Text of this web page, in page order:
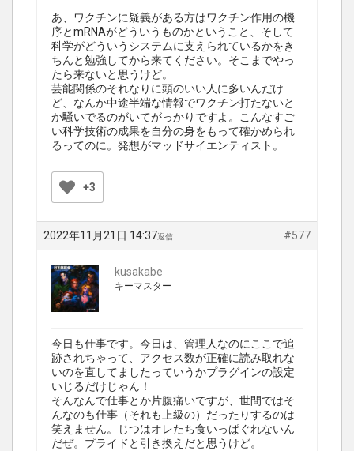
あ、ワクチンに疑義がある方はワクチン作用の機
序とmRNAがどういうものかということ、そして
科学がどういうシステムに支えられているかをき
ちんと勉強してから来てください。そこまでやっ
たら来ないと思うけど。
芸能関係のそれなりに頭のいい人に多いんだけ
ど、なんか中途半端な情報でワクチン打たないと
か騒いでるのがいてがっかりですよ。こんなすご
い科学技術の成果を自分の身をもって確かめられ
るってのに。発想がマッドサイエンティスト。
+3
2022年11月21日 14:37 #577
返信
kusakabe
キーマスター
今日も仕事です。今日は、管理人なのにここで追
跡されちゃって、アクセス数が正確に読み取れな
いのを直してましたっていうかプラグインの設定
いじるだけじゃん！
そんなんで仕事とか片腹痛いですが、世間ではそ
んなのも仕事（それも上級の）だったりするのは
笑えません。じつはオレたち食いっぱぐれないん
だぜ。プライドと引き換えだと思うけど。